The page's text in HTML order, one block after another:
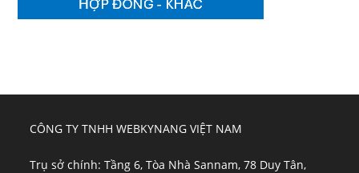
CÔNG TY TNHH WEBKYNANG VIỆT NAM
Trụ sở chính: Tầng 6, Tòa Nhà Sannam, 78 Duy Tân,